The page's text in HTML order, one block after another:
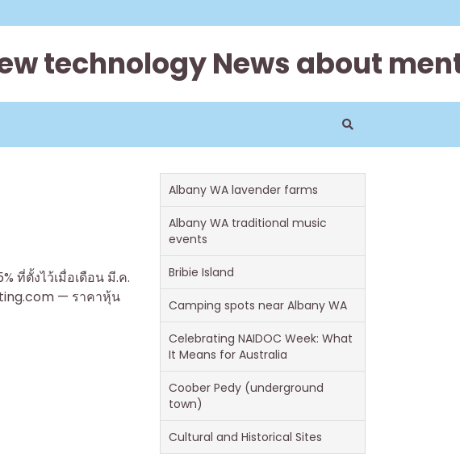
technology News about
ที่ตั้งไว้เมื่อเดือน มี.ค.
— ราคาหุ้น
Albany WA lavender farms
Albany WA traditional music
events
Bribie Island
Camping spots near Albany WA
Celebrating NAIDOC Week: What
It Means for Australia
Coober Pedy (underground
town)
Cultural and Historical Sites